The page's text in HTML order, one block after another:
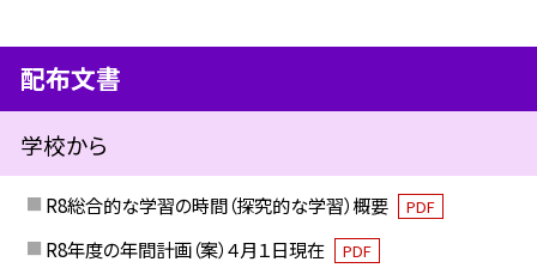
配布文書
学校から
R8総合的な学習の時間（探究的な学習）概要 PDF
R8年度の年間計画（案）４月１日現在 PDF